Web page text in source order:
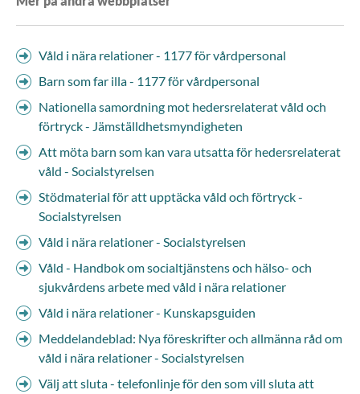
Våld i nära relationer - 1177 för vårdpersonal
Barn som far illa - 1177 för vårdpersonal
Nationella samordning mot hedersrelaterat våld och
förtryck - Jämställdhetsmyndigheten
Att möta barn som kan vara utsatta för hedersrelaterat
våld - Socialstyrelsen
Stödmaterial för att upptäcka våld och förtryck -
Socialstyrelsen
Våld i nära relationer - Socialstyrelsen
Våld - Handbok om socialtjänstens och hälso- och
sjukvårdens arbete med våld i nära relationer
Våld i nära relationer - Kunskapsguiden
Meddelandeblad: Nya föreskrifter och allmänna råd om
våld i nära relationer - Socialstyrelsen
Välj att sluta - telefonlinje för den som vill sluta att